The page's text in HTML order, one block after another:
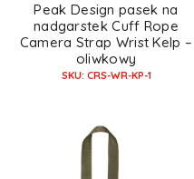
Peak Design pasek na
nadgarstek Cuff Rope
Camera Strap Wrist Kelp –
oliwkowy
SKU: CRS-WR-KP-1